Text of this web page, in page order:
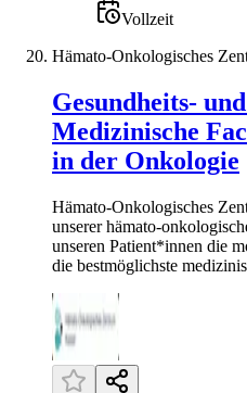
Vollzeit
Hämato-Onkologisches
Gesundheits-
Medizinische
in der Onkologie
Hämato-Onkologisches
unserer hämato-
unseren Patient*innen die
die bestmöglichste